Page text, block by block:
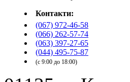
Контакти:
(067) 972-46-58
(066) 262-57-74
(063) 397-27-65
(044) 495-75-87
(с 9:00 до 18:00)